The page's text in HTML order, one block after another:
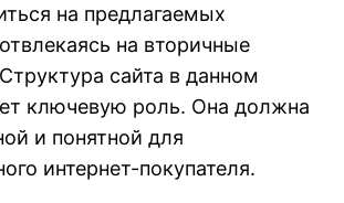
на предлагаемых
на вторичные
сайта в данном
ключевую роль. Она должна
и понятной для
интернет-покупателя.